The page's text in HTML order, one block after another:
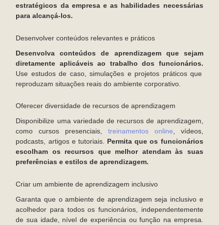
estratégicos da empresa e as habilidades necessárias
para alcançá-los.
Desenvolver conteúdos relevantes e práticos
Desenvolva conteúdos de aprendizagem que sejam
diretamente aplicáveis ao trabalho dos funcionários.
Use estudos de caso, simulações e projetos práticos que
reproduzam situações reais do ambiente corporativo.
Oferecer diversidade de recursos de aprendizagem
Disponibilize uma variedade de recursos de aprendizagem,
como cursos presenciais, treinamentos online, vídeos,
podcasts, artigos e tutoriais. Permita que os funcionários
escolham os recursos que melhor atendam às suas
preferências e estilos de aprendizagem.
Criar um ambiente de aprendizagem inclusivo
Garanta que o ambiente de aprendizagem seja inclusivo e
acolhedor para todos os funcionários, independentemente
de sua idade, nível de experiência ou função na empresa.